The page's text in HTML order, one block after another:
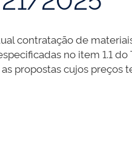
contratação de
no item 1.1
propostas cujos preços